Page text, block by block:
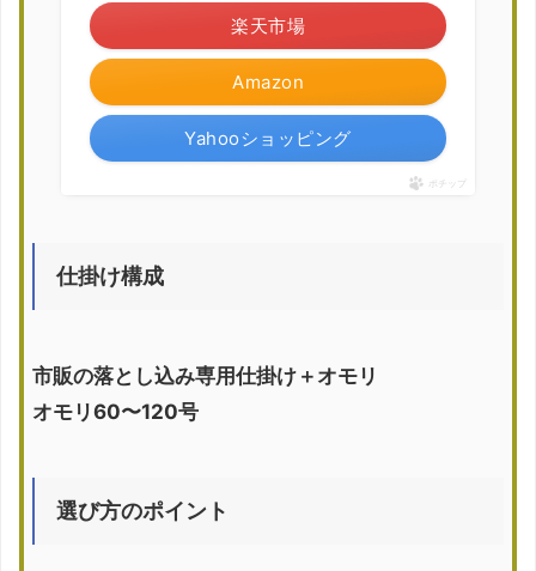
Amazon
楽天市場
Yahooショッピング
ポチップ
仕掛け構成
市販の落とし込み専用仕掛け＋オモリ
オモリ60〜120号
選び方のポイント